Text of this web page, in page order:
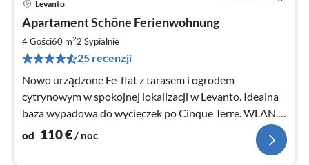
Levanto
Apartament Schöne Ferienwohnung
4 Gości60 m22 Sypialnie
25 recenzji
Nowo urządzone Fe-flat z tarasem i ogrodem
cytrynowym w spokojnej lokalizacji w Levanto. Idealna
baza wypadowa do wycieczek po Cinque Terre. WLAN.
Właścicielka niemieckojęzyczna.
od 110€/ noc